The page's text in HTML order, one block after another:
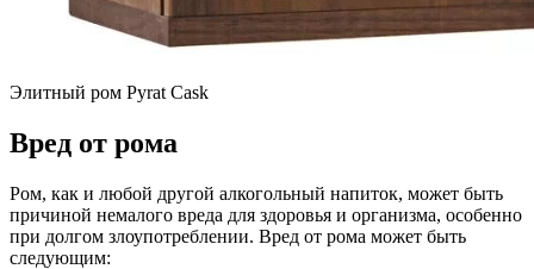
Элитный ром Pyrat Cask
Вред от рома
Ром, как и любой другой алкогольный напиток, может быть
причиной немалого вреда для здоровья и организма, особенно
при долгом злоупотреблении. Вред от рома может быть
следующим: